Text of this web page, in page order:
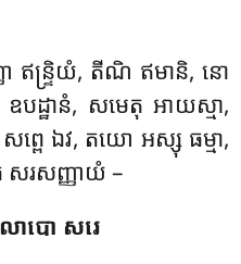
ា ឥន្ទ្រិយំ, តីណិ ឥមានិ, នោ
បដ្ឋានំ, សមេតុ អាយស្មា,
ពេ ឯវ, តយោ អស្សុ ធម្មា,
សរសញ្ញាយំ –
បោ សរេ